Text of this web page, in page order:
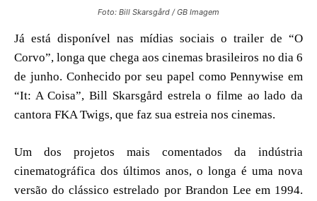
Foto: Bill Skarsgård / GB Imagem
Já está disponível nas mídias sociais o trailer de “O
Corvo”, longa que chega aos cinemas brasileiros no dia 6
de junho. Conhecido por seu papel como Pennywise em
“It: A Coisa”, Bill Skarsgård estrela o filme ao lado da
cantora FKA Twigs, que faz sua estreia nos cinemas.
Um dos projetos mais comentados da indústria
cinematográfica dos últimos anos, o longa é uma nova
versão do clássico estrelado por Brandon Lee em 1994.